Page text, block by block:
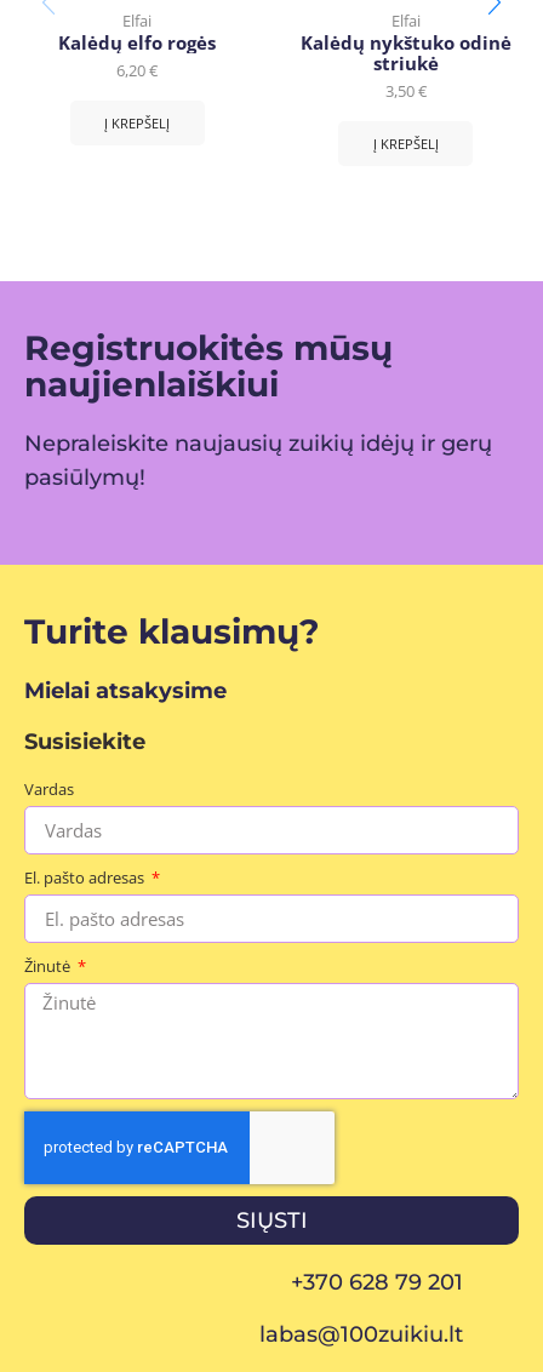
Elfai
Kalėdų elfo rogės
6,20€
Į KREPŠELĮ
Elfai
Kalėdų nykštuko odinė
striukė
3,50€
Į KREPŠELĮ
Registruokitės mūsų
naujienlaiškiui
Nepraleiskite naujausių zuikių idėjų ir gerų
pasiūlymų!
Turite klausimų?
Mielai atsakysime
Susisiekite
Vardas
El. pašto adresas
Žinutė
SIŲSTI
+370 628 79 201
labas@100zuikiu.lt